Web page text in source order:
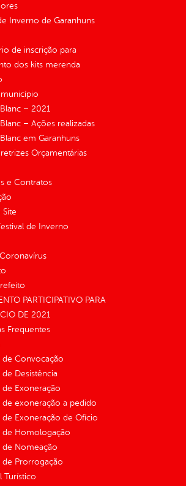
Inverno de Garanhuns
de inscrição para
dos kits merenda
– 2021
– Ações realizadas
em Garanhuns
Orçamentárias
e Contratos
Site
de Inverno
PARTICIPATIVO PARA
DE 2021
Frequentes
de Convocação
de Desistência
de Exoneração
de exoneração a pedido
de Exoneração de Ofício
de Homologação
de Nomeação
de Prorrogação
Turístico